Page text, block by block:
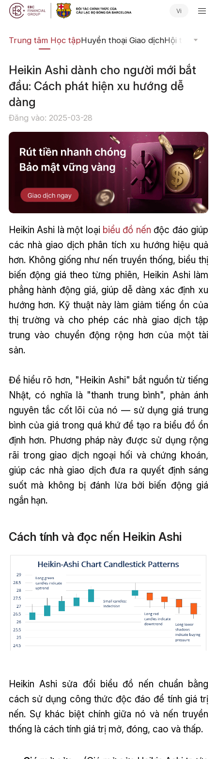
Vi
Trung tâm Học tậpHuyền thoại Giao dịchHội thảo
Heikin Ashi dành cho người mới bắt
đầu: Cách phát hiện xu hướng dễ
dàng
Đăng vào: 2025-03-28
Heikin Ashi là một loại biểu đồ nến độc đáo giúp
các nhà giao dịch phân tích xu hướng hiệu quả
hơn. Không giống như nến truyền thống, biểu thị
biến động giá theo từng phiên, Heikin Ashi làm
phẳng hành động giá, giúp dễ dàng xác định xu
hướng hơn. Kỹ thuật này làm giảm tiếng ồn của
thị trường và cho phép các nhà giao dịch tập
trung vào chuyển động rộng hơn của một tài
sản.
Để hiểu rõ hơn, "Heikin Ashi" bắt nguồn từ tiếng
Nhật, có nghĩa là "thanh trung bình", phản ánh
nguyên tắc cốt lõi của nó — sử dụng giá trung
bình của giá trong quá khứ để tạo ra biểu đồ ổn
định hơn. Phương pháp này được sử dụng rộng
rãi trong giao dịch ngoại hối và chứng khoán,
giúp các nhà giao dịch đưa ra quyết định sáng
suốt mà không bị đánh lừa bởi biến động giá
ngắn hạn.
Cách tính và đọc nến Heikin Ashi
Heikin Ashi sửa đổi biểu đồ nến chuẩn bằng
cách sử dụng công thức độc đáo để tính giá trị
nến. Sự khác biệt chính giữa nó và nến truyền
thống là cách tính giá trị mở, đóng, cao và thấp.